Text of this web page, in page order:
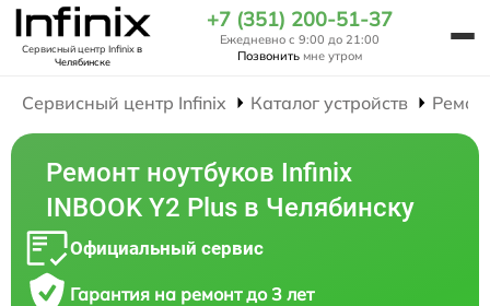
Сервисный центр Infinixв
Челябинске
+7 (351) 200-51-37
Ежедневно с 9:00 до 21:00
Позвонить мне утром
Сервисный центр Infinix Каталог устройств
Ремонт ноутбуков Infinix
INBOOK Y2 Plus в Челябинску
Официальный сервис
Гарантия на ремонт до 3 лет